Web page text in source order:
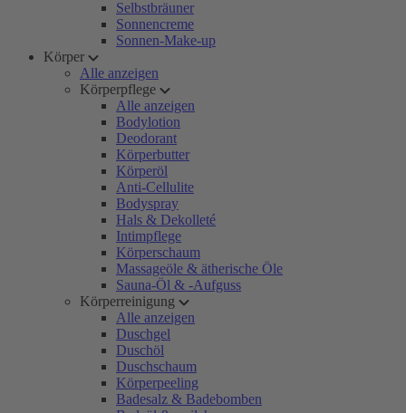
Selbstbräuner
Sonnencreme
Sonnen-Make-up
Körper
Alle anzeigen
Körperpflege
Alle anzeigen
Bodylotion
Deodorant
Körperbutter
Körperöl
Anti-Cellulite
Bodyspray
Hals & Dekolleté
Intimpflege
Körperschaum
Massageöle & ätherische Öle
Sauna-Öl & -Aufguss
Körperreinigung
Alle anzeigen
Duschgel
Duschöl
Duschschaum
Körperpeeling
Badesalz & Badebomben